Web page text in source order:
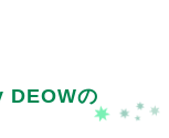
DEOWの